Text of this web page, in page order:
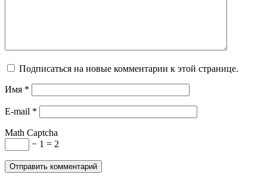
Подписаться на новые комментарии к этой странице.
Имя *
E-mail *
Math Captcha
− 1 = 2